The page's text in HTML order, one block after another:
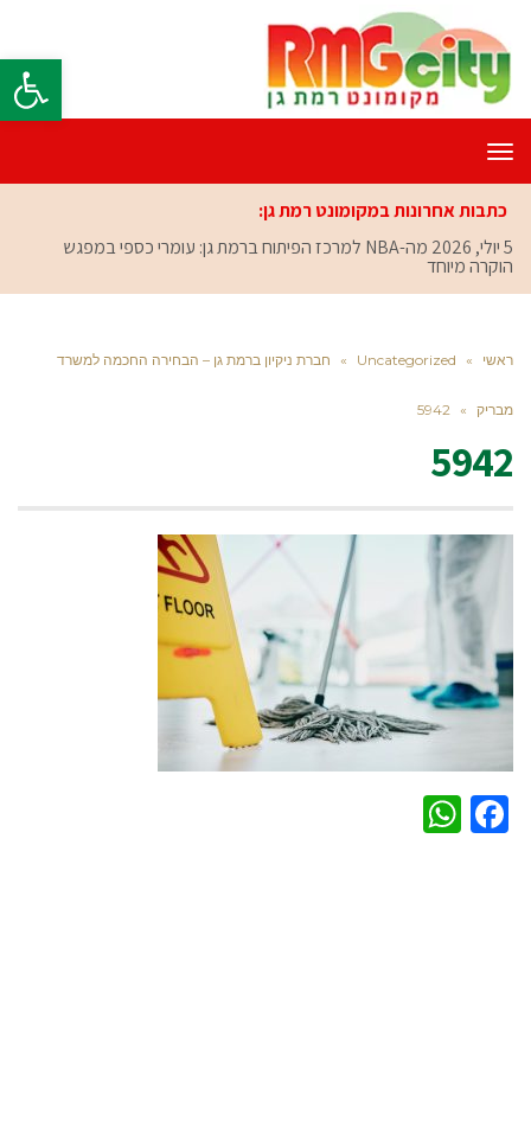
פתח
תפריט
כתבות אחרונות במקומונט רמת גן:
5 יולי, 2026
מה-NBA למרכז הפיתוח ברמת גן: עומרי כספי במפגש
הוקרה מיוחד
ראשי »
Uncategorized
» חברת ניקיון ברמת גן – הבחירה החכמה למשרד
מבריק »
5942
5942
Facebook